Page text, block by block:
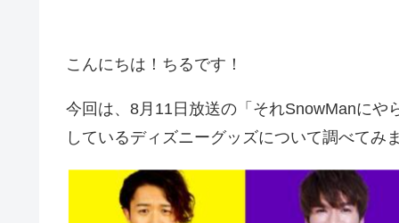
こんにちは！ちるです！
今回は、8月11日放送の「それSnowManに
しているディズニーグッズについて調べてみ